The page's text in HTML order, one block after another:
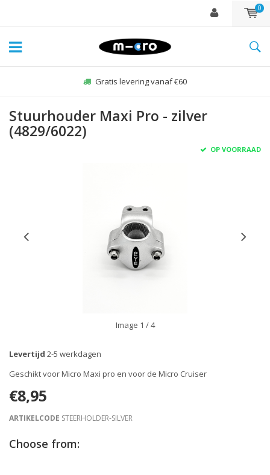
0
Gratis levering vanaf €60
Stuurhouder Maxi Pro - zilver
(4829/6022)
OP VOORRAAD
Image 1 / 4
Levertijd 2-5 werkdagen
Geschikt voor Micro Maxi pro en voor de Micro Cruiser
€8,95
ARTIKELCODE STEERHOLDER-SILVER
Choose from: